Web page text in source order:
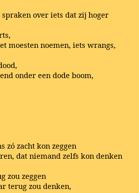
over iets dat zij hoger
moesten noemen, iets wrangs,
onder een dode boom,
zó zacht kon zeggen
dat niemand zelfs kon denken
zou zeggen
terug zou denken,